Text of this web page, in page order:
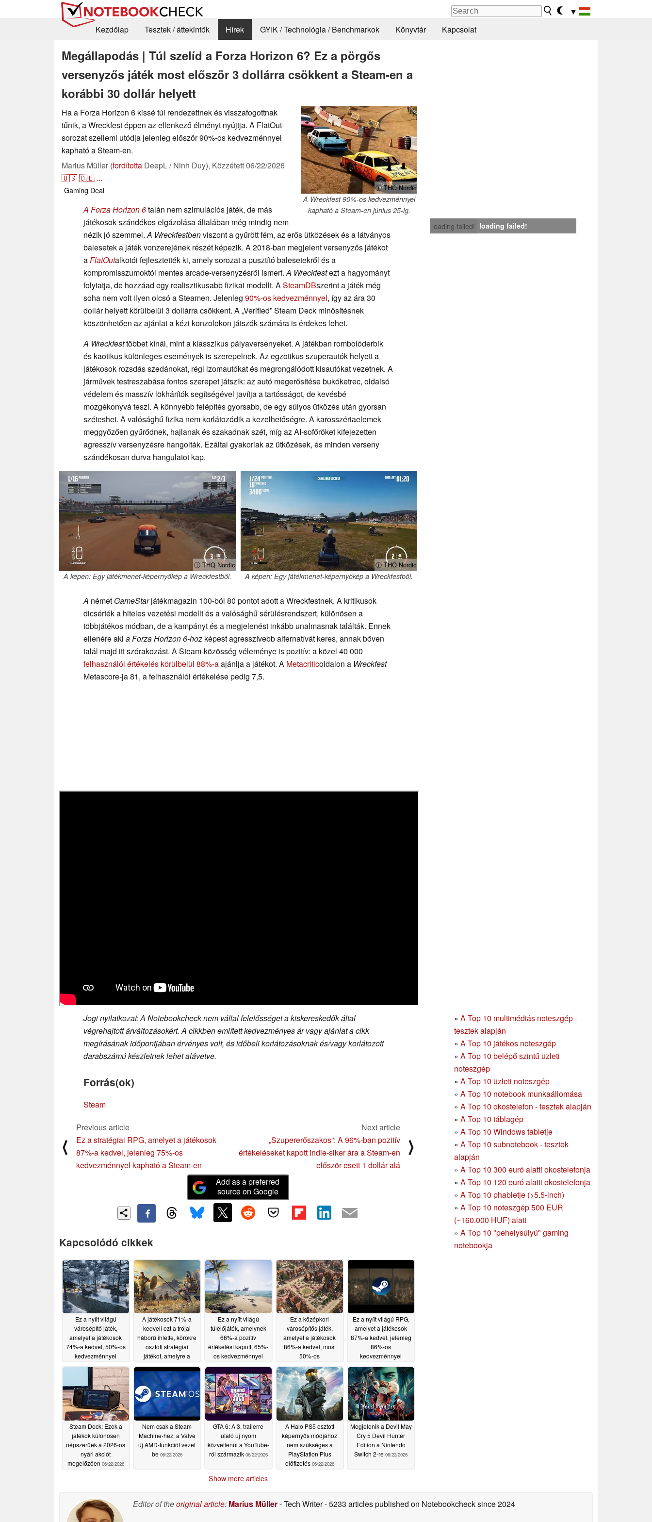
▼
Kezdőlap
Tesztek / áttekintők Hírek GYIK / Technológia / Benchmarkok Könyvtár Kapcsolat
Megállapodás | Túl szelíd a Forza Horizon 6? Ez a pörgős
versenyzős játék most először 3 dollárra csökkent a Steam-en a
korábbi 30 dollár helyett
ⓘ THQ Nordic
A Wreckfest 90%-os kedvezménnyel
kapható a Steam-en június 25-ig.
Ha a Forza Horizon 6 kissé túl rendezettnek és visszafogottnak
tűnik, a Wreckfest éppen az ellenkező élményt nyújtja. A FlatOut-
sorozat szellemi utódja jelenleg először 90%-os kedvezménnyel
kapható a Steam-en.
Marius Müller (fordította DeepL / Ninh Duy), Közzétett06/22/2026
🇺🇸🇩🇪 ...
Gaming Deal
loading failed! loading failed!
A Forza Horizon 6talán nem szimulációs játék, de más
játékosok szándékos elgázolása általában még mindig nem
nézik jó szemmel.A Wreckfestbenviszont a gyűrött fém, az erős ütközések és a látványos
balesetek a játék vonzerejének részét képezik. A 2018-ban megjelent versenyzős játékot
aFlatOutalkotói fejlesztették ki, amely sorozat a pusztító balesetekről és a
kompromisszumoktól mentes arcade-versenyzésről ismert.A Wreckfestezt a hagyományt
folytatja, de hozzáad egy realisztikusabb fizikai modellt. ASteamDBszerint a játék még
soha nem volt ilyen olcsó a Steamen. Jelenleg 90%-os kedvezménnyel, így az ára 30
dollár helyett körülbelül 3 dollárra csökkent. A „Verified” Steam Deck minősítésnek
köszönhetően az ajánlat a kézi konzolokon játszók számára is érdekes lehet.
A Wreckfesttöbbet kínál, mint a klasszikus pályaversenyeket. A játékban rombolóderbik
és kaotikus különleges események is szerepelnek. Az egzotikus szuperautók helyett a
játékosok rozsdás szedánokat, régi izomautókat és megrongálódott kisautókat vezetnek. A
járművek testreszabása fontos szerepet játszik: az autó megerősítése bukóketrec, oldalsó
védelem és masszív lökhárítók segítségével javítja a tartósságot, de kevésbé
mozgékonyvá teszi. A könnyebb felépítés gyorsabb, de egy súlyos ütközés után gyorsan
széteshet. A valósághű fizika nem korlátozódik a kezelhetőségre. A karosszériaelemek
meggyőzően gyűrődnek, hajlanak és szakadnak szét, míg az AI-sofőröket kifejezetten
agresszív versenyzésre hangolták. Ezáltal gyakoriak az ütközések, és minden verseny
szándékosan durva hangulatot kap.
ⓘ THQ Nordic
A képen: Egy játékmenet-képernyőkép a Wreckfestből.
ⓘ THQ Nordic
A képen: Egy játékmenet-képernyőkép a Wreckfestből.
A német GameStarjátékmagazin 100-ból 80 pontot adott a Wreckfestnek. A kritikusok
dicsérték a hiteles vezetési modellt és a valósághű sérülésrendszert, különösen a
többjátékos módban, de a kampányt és a megjelenést inkább unalmasnak találták. Ennek
ellenére aki a Forza Horizon 6-hoz képest agresszívebb alternatívát keres, annak bőven
talál majd itt szórakozást. A Steam-közösség véleménye is pozitív: a közel 40 000
felhasználói értékelés körülbelül 88%-aajánlja a játékot. A Metacriticoldalon a Wreckfest
Metascore-ja 81, a felhasználói értékelése pedig 7,5.
» A Top 10 multimédiás noteszgép -
tesztek alapján
» A Top 10 játékos noteszgép
» A Top 10 belépő szintű üzleti
noteszgép
» A Top 10 üzleti noteszgép
» A Top 10 notebook munkaállomása
» A Top 10 okostelefon - tesztek alapján
» A Top 10 táblagép
» A Top 10 Windows tabletje
» A Top 10 subnotebook - tesztek
alapján
» A Top 10 300 euró alatti okostelefonja
» A Top 10 120 euró alatti okostelefonja
» A Top 10 phabletje (>5.5-inch)
» A Top 10 noteszgép 500 EUR
(~160.000 HUF) alatt
» A Top 10 "pehelysúlyú" gaming
notebookja
Jogi nyilatkozat: A Notebookcheck nem vállal felelősséget a kiskereskedők által
végrehajtott árváltozásokért. A cikkben említett kedvezményes ár vagy ajánlat a cikk
megírásának időpontjában érvényes volt, és időbeli korlátozásoknak és/vagy korlátozott
darabszámú készletnek lehet alávetve.
Forrás(ok)
Steam
⟨
Previous article
Ez a stratégiai RPG, amelyet a játékosok
87%-a kedvel, jelenleg 75%-os
kedvezménnyel kapható a Steam-en
Next article
„Szupererőszakos”: A 96%-ban pozitív
értékeléseket kapott indie-siker ára a Steam-en
először esett 1 dollár alá
⟩
Add as a preferred
source on Google
Kapcsolódó cikkek
Ez a nyílt világú
városépítő játék,
amelyet a játékosok
74%-a kedvel, 50%-os
kedvezménnyel
07/02/2026
A játékosok 71%-a
kedveli ezt a trójai
háború ihlette, körökre
osztott stratégiai
játékot, amelyre a
kedvezményt kínálnak
07/01/2026
Ez a nyílt világú
túlélőjáték, amelynek
66%-a pozitív
értékelést kapott, 65%-
os kedvezménnyel
06/30/2026
Ez a középkori
városépítős játék,
amelyet a játékosok
86%-a kedvel, most
50%-os
kapható a Steam-en
06/29/2026
Ez a nyílt világú RPG,
amelyet a játékosok
87%-a kedvel, jelenleg
86%-os
kedvezménnyel
06/23/2026
Steam Deck: Ezek a
játékok különösen
népszerűek a 2026-os
nyári akciót
megelőzően 06/22/2026
Nem csak a Steam
Machine-hez: a Valve
új AMD-funkciót vezet
be 06/22/2026
GTA 6: A 3. trailerre
utaló új nyom
közvetlenül a YouTube-
ról származik 06/22/2026
A Halo PS5 osztott
képernyős módjához
nem szükséges a
PlayStation Plus
előfizetés 06/22/2026
Megjelenik a Devil May
Cry 5 Devil Hunter
Edition a Nintendo
Switch 2-re 06/22/2026
Show more articles
Editor of theoriginal article: Marius Müller- Tech Writer- 5233 articles published on Notebookchecksince 2024